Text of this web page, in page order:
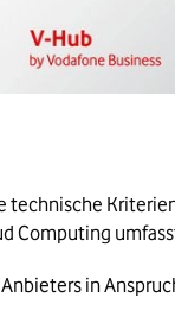
technische
Computing
in